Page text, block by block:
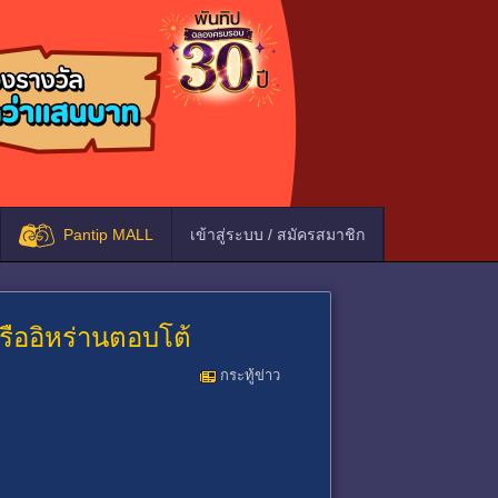
Pantip MALL เข้าสู่ระบบ / สมัครสมาชิก
ออิหร่านตอบโต้
กระทู้ข่าว